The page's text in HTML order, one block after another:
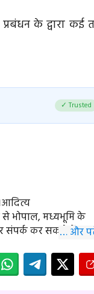
के द्वारा कई
✓ Trusted
भोपाल, मध्यभूमि के
संपर्क कर सकते हैं।
… और